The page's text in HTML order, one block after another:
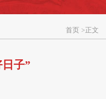
首页 > 正文
子”